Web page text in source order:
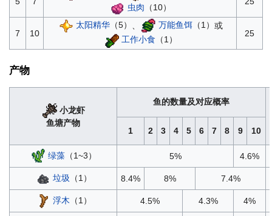
虫肉 （10）
7 10
太阳精华（5） 万能鱼饵（1） 或
工作小食 （1）
25
产物
小龙虾
鱼塘产物
鱼的数量及对应概率
1 2 3 4 5 6 7 8 9 10
绿藻 （1~3） 5% 4.6%
垃圾 （1） 8.4% 8% 7.4%
浮木 （1） 4.5% 4.3% 4%